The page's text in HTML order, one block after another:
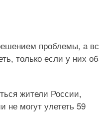
проблемы, а
только если у них
жители России,
не могут улететь 59